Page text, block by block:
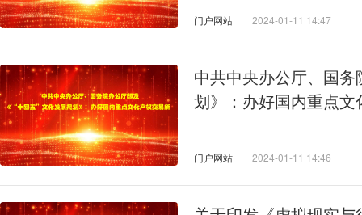
门户网站 2024-01-11 14:47
中共中央办公厅、国务
划》：办好国内重点文
门户网站 2024-01-11 14:46